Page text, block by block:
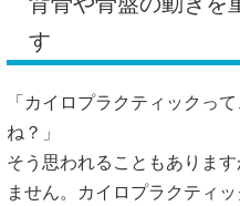
す
「カイロプラクティックっ
ね？」
そう思われることもありま
ません。カイロプラクティ